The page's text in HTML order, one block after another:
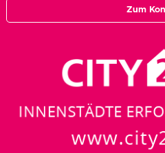
Zum